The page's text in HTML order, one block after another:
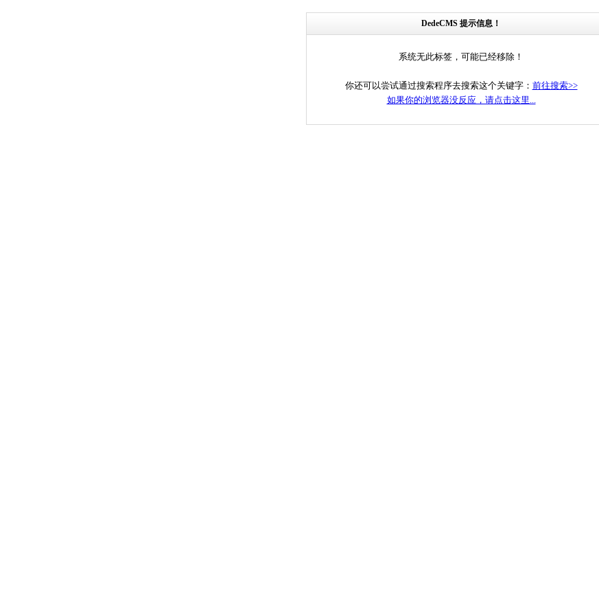
DedeCMS 提示信息！
系统无此标签，可能已经移除！
你还可以尝试通过搜索程序去搜索这个关键字： 前往搜索>>
如果你的浏览器没反应，请点击这里...